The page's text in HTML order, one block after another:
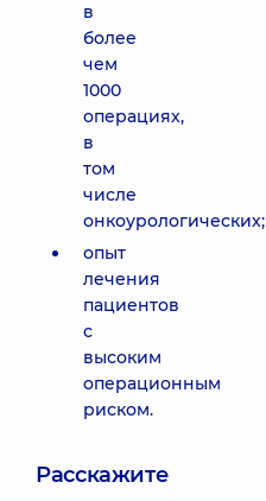
в
более
чем
1000
операциях,
в
том
числе
онкоурологических;
опыт
лечения
пациентов
с
высоким
операционным
риском.
Расскажите